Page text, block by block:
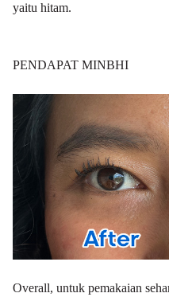
yaitu hitam.
PENDAPAT MINBHI
Overall, untuk pemakaian